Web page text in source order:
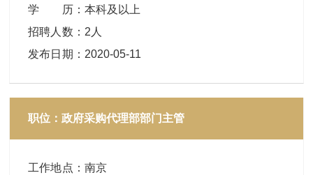
学 历： 本科及以上
招聘人数 ： 2人
发布日期 ： 2020-05-11
职位：政府采购代理部部门主管
工作地点 ： 南京